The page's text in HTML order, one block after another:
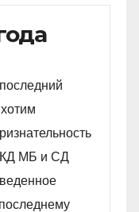
МБ и СД